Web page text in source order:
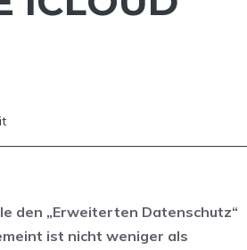
den „Erweiterten Datenschutz“
ist nicht weniger als